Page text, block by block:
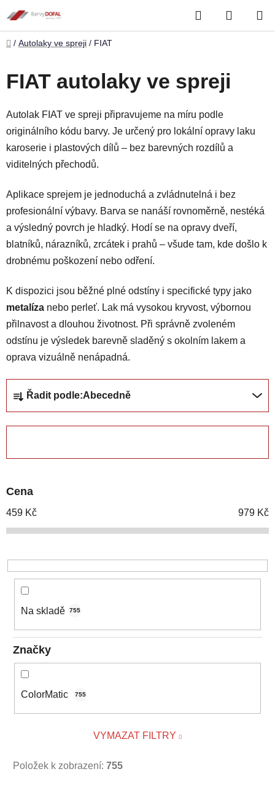
na
obsah
Hledat
KOŠÍK
Domů
/ Autolaky ve spreji / FIAT
FIAT autolaky ve spreji
Autolak FIAT ve spreji připravujeme na míru podle
originálního kódu barvy. Je určený pro lokální opravy laku
karoserie i plastových dílů – bez barevných rozdílů a
viditelných přechodů.
Aplikace sprejem je jednoduchá a zvládnutelná i bez
profesionální výbavy. Barva se nanáší rovnoměrně, nestéká
a výsledný povrch je hladký. Hodí se na opravy dveří,
blatníků, nárazníků, zrcátek i prahů – všude tam, kde došlo k
drobnému poškození nebo odření.
K dispozici jsou běžné plné odstíny i specifické typy jako
metalíza nebo perleť. Lak má vysokou kryvost, výbornou
přilnavost a dlouhou životnost. Při správně zvoleném
odstínu je výsledek barevně sladěný s okolním lakem a
oprava vizuálně nenápadná.
r
o
d
k
Řadit podle:Abecedně
Cena
459 Kč 979 Kč
Na skladě 755
Značky
ColorMatic 755
VYMAZAT FILTRY
Položek k zobrazení: 755